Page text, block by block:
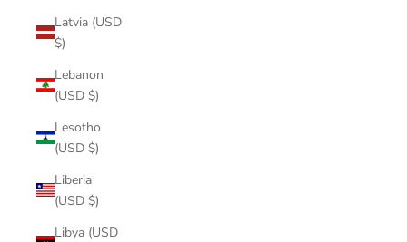
Latvia (USD
$)
Lebanon
(USD $)
Lesotho
(USD $)
Liberia
(USD $)
Libya (USD